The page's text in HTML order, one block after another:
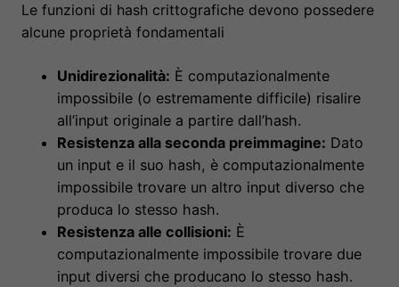
Le funzioni di hash crittografiche devono possedere
alcune proprietà fondamentali
Unidirezionalità: È computazionalmente
impossibile (o estremamente difficile) risalire
all’input originale a partire dall’hash.
Resistenza alla seconda preimmagine: Dato
un input e il suo hash, è computazionalmente
impossibile trovare un altro input diverso che
produca lo stesso hash.
Resistenza alle collisioni: È
computazionalmente impossibile trovare due
input diversi che producano lo stesso hash.